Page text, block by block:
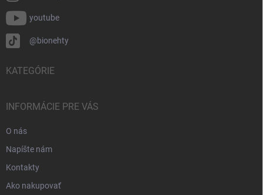
youtube
@bionehty
KATEGÓRIE
INFORMÁCIE PRE VÁS
O nás
Napíšte nám
Kontakty
Ako nakupovať